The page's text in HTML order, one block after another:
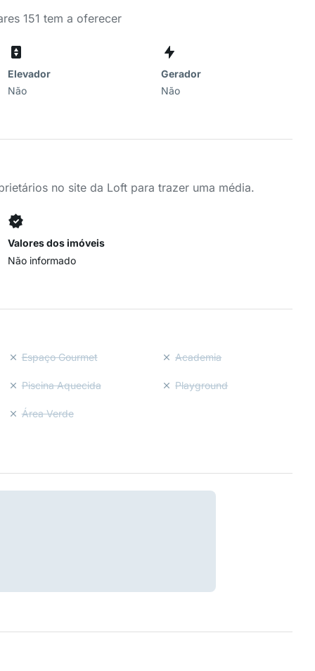
151 tem a oferecer
Elevador
Não
Gerador
Não
no site da Loft para trazer uma média.
Valores dos imóveis
Não informado
Espaço Gourmet Academia
Piscina Aquecida Playground
Área Verde